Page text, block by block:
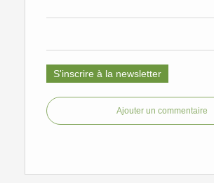
S'inscrire à la newsletter
Ajouter un commentaire